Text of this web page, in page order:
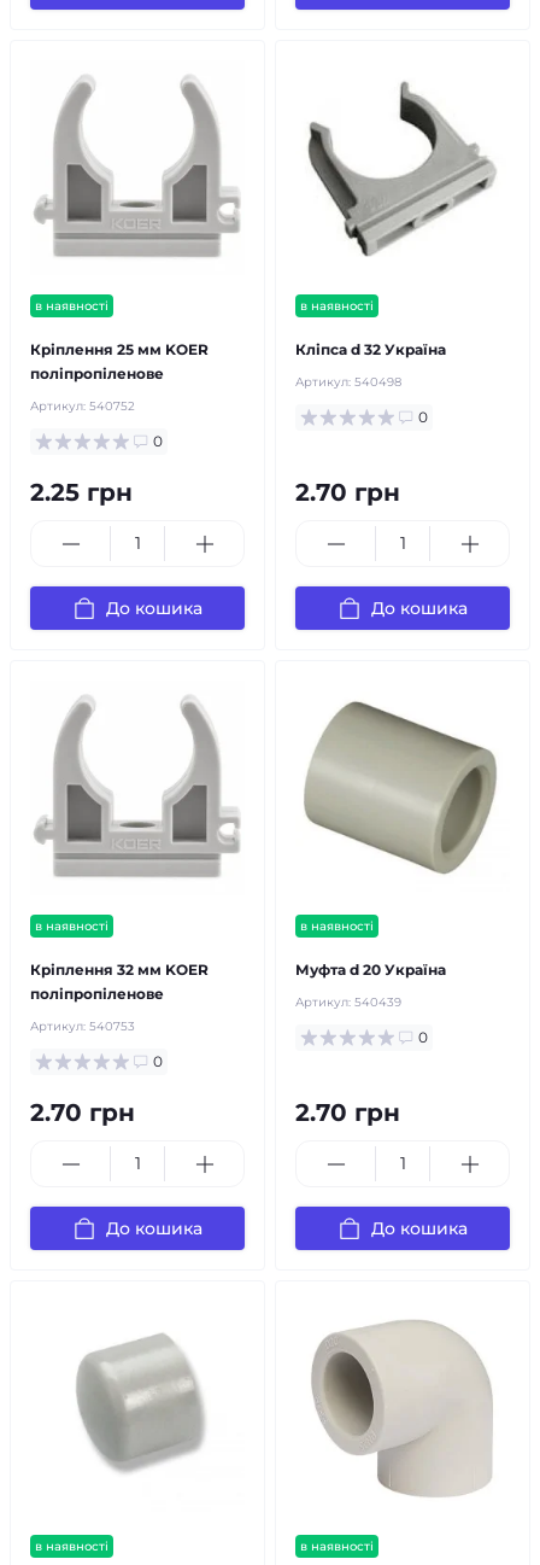
в наявності
Кріплення 25 мм KOER
поліпропіленове
Артикул: 540752
0
2.25 грн
До кошика
в наявності
Кліпса d 32 Україна
Артикул: 540498
0
2.70 грн
До кошика
в наявності
Кріплення 32 мм KOER
поліпропіленове
Артикул: 540753
0
2.70 грн
До кошика
в наявності
Муфта d 20 Україна
Артикул: 540439
0
2.70 грн
До кошика
в наявності в наявності